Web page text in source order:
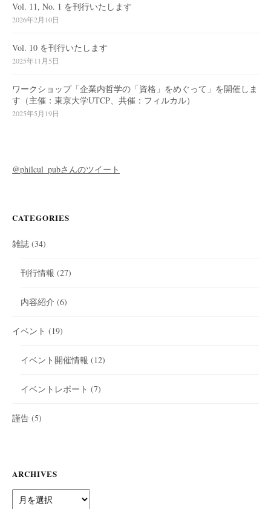
Vol. 11, No. 1 を刊行いたします
2026年2月10日
Vol. 10 を刊行いたします
2025年11月5日
ワークショップ「企業内哲学の「資格」をめぐって」を開催しま
す（主催：東京大学UTCP、共催：フィルカル）
2025年5月19日
@philcul_pubさんのツイート
CATEGORIES
雑誌 (34)
刊行情報 (27)
内容紹介 (6)
イベント (19)
イベント開催情報 (12)
イベントレポート (7)
謹告 (5)
ARCHIVES
Archives